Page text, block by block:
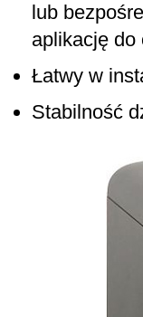
lub
aplikację do
Łatwy w
Stabilność